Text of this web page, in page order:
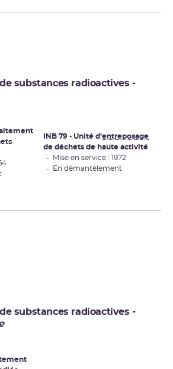
substances radioactives -
INB 79 • Unité d’entreposage
de déchets de haute activité
• Mise en service : 1972
• En démantèlement
substances radioactives -